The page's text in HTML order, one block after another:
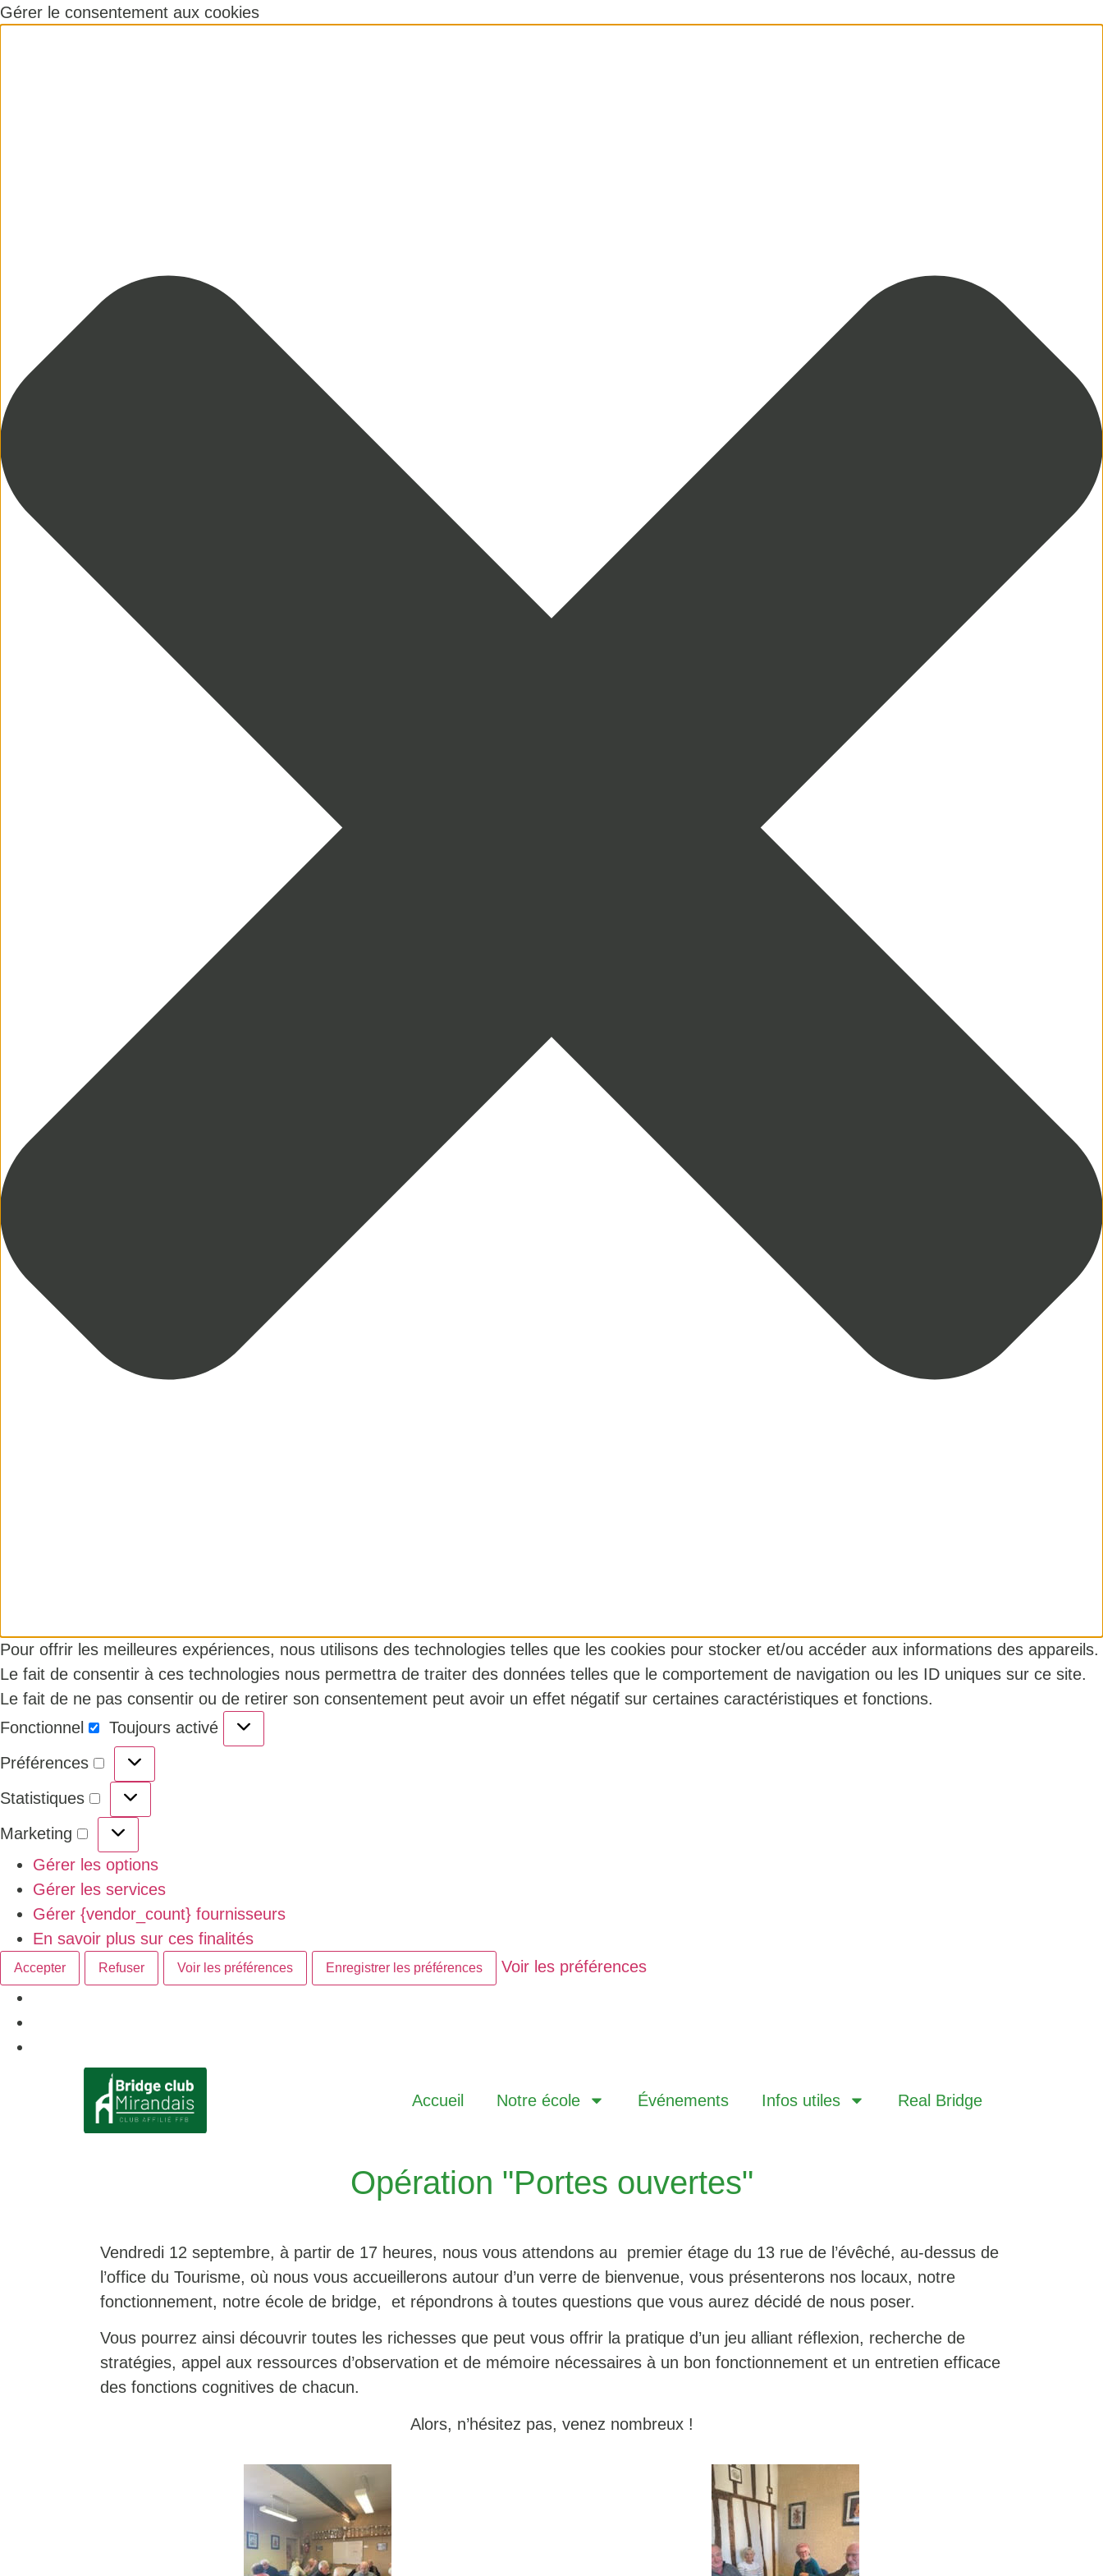
Gérer le consentement aux cookies
Pour offrir les meilleures expériences, nous utilisons des technologies telles que les cookies pour stocker et/ou accéder aux informations des appareils.
Le fait de consentir à ces technologies nous permettra de traiter des données telles que le comportement de navigation ou les ID uniques sur ce site.
Le fait de ne pas consentir ou de retirer son consentement peut avoir un effet négatif sur certaines caractéristiques et fonctions.
Fonctionnel
Toujours activé
Préférences
Statistiques
Marketing
Gérer les options
Gérer les services
Gérer {vendor_count} fournisseurs
En savoir plus sur ces finalités
Accepter Refuser Voir les préférences Enregistrer les préférences Voir les préférences
Accueil Notre école Événements Infos utiles Real Bridge
Opération "Portes ouvertes"
Vendredi 12 septembre, à partir de 17 heures, nous vous attendons au premier étage du 13 rue de l’évêché, au-dessus de
l’office du Tourisme, où nous vous accueillerons autour d’un verre de bienvenue, vous présenterons nos locaux, notre
fonctionnement, notre école de bridge, et répondrons à toutes questions que vous aurez décidé de nous poser.
Vous pourrez ainsi découvrir toutes les richesses que peut vous offrir la pratique d’un jeu alliant réflexion, recherche de
stratégies, appel aux ressources d’observation et de mémoire nécessaires à un bon fonctionnement et un entretien efficace
des fonctions cognitives de chacun.
Alors, n’hésitez pas, venez nombreux !